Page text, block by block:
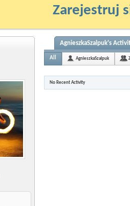
Zarejestruj
AgnieszkaSzalpuk's
All AgnieszkaSzalpuk
No Recent Activity